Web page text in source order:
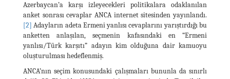
Azerbaycan’a karşı izleyecekleri politikalara odaklanılan
anket sonrası cevaplar ANCA internet sitesinden yayınlandı.
[2] Adayların adeta Ermeni yanlısı cevaplarını yarıştırdığı bu
anketten anlaşılan, seçmenin kafasındaki en “Ermeni
yanlısı/Türk karşıtı” adayın kim olduğuna dair kamuoyu
oluşturulması hedeflenmiş.
ANCA’nın seçim konusundaki çalışmaları bununla da sınırlı